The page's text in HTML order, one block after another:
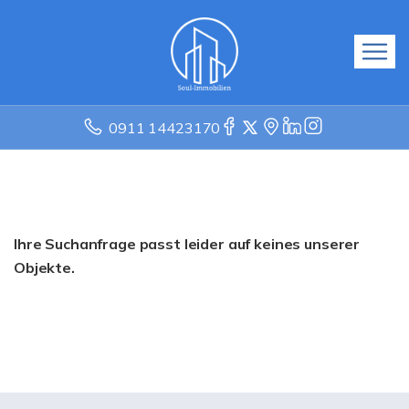
0911 14423170
Ihre Suchanfrage passt leider auf keines unserer
Objekte.